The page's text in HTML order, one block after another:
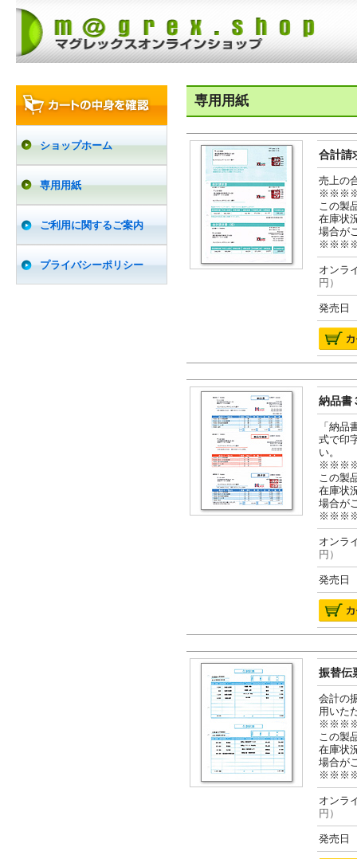
ショップホーム
専用用紙
ご利用に関するご案内
プライバシーポリシー
専用用紙
合計請
売上の
この製
在庫状
場合が
オン
円）
発売日
納品書
「納
式で印
い。
この製
在庫状
場合が
オン
円）
発売日
振替伝
会計の
用いた
この製
在庫状
場合が
オン
円）
発売日